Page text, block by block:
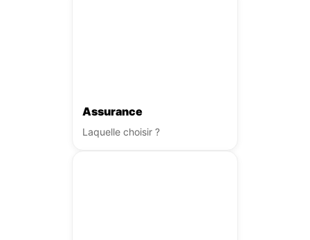
Assurance
Laquelle choisir ?